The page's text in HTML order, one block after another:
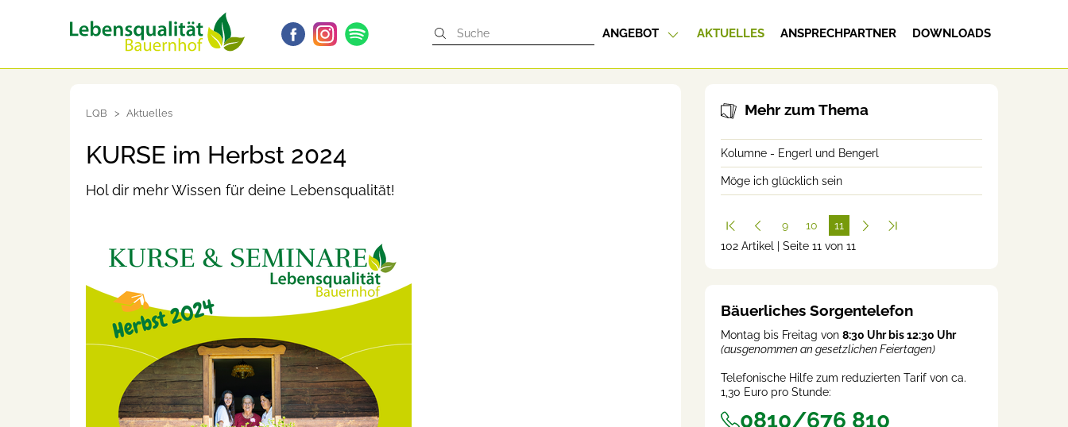
ANGEBOT AKTUELLES ANSPRECHPARTNER DOWNLOADS
LQB Aktuelles
KURSE im Herbst 2024
Hol dir mehr Wissen für deine Lebensqualität!
Mehr zum Thema
Kolumne - Engerl und Bengerl
Möge ich glücklich sein
9 10
11
(cur
102 Artikel | Seite 11 von 11
Bäuerliches Sorgentelefon
Montag bis Freitag von 8:30 Uhr bis 12:30 Uhr
(ausgenommen an gesetzlichen Feiertagen)
Telefonische Hilfe zum reduzierten Tarif von ca.
1,30 Euro pro Stunde:
0810/676 810